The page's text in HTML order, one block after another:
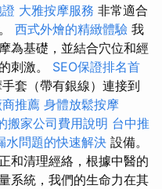
大雅按摩服務 非常適合
西式外燴的精緻體驗 我
為基礎，並結合穴位和經
刺激。 SEO保證排名首
套（帶有銀線）連接到
推薦 身體放鬆按摩
搬家公司費用說明 台中推
水問題的快速解決 設備。
和清理經絡，根據中醫的
系統，我們的生命力在其